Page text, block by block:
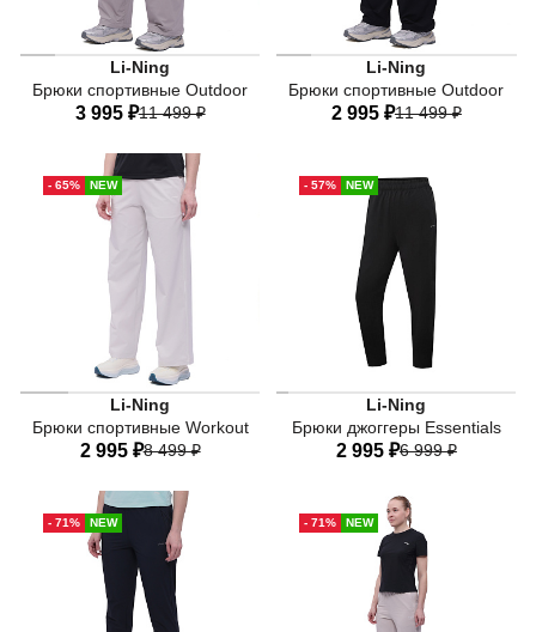
Li-Ning
Брюки спортивные Outdoor
3 995 ₽11 499 ₽
42 44 46 48
Li-Ning
Брюки спортивные Outdoor
2 995 ₽11 499 ₽
40 42 44 46
- 65% NEW
Li-Ning
Брюки спортивные Workout
Женские спортивные брюки Li-Ning Workout серого
2 995 ₽8 499 ₽
40 42 44 46
- 57% NEW
Li-Ning
Брюки джоггеры Essentials
2 995 ₽6 999 ₽
40 42 44
50
52
- 71% NEW - 71% NEW